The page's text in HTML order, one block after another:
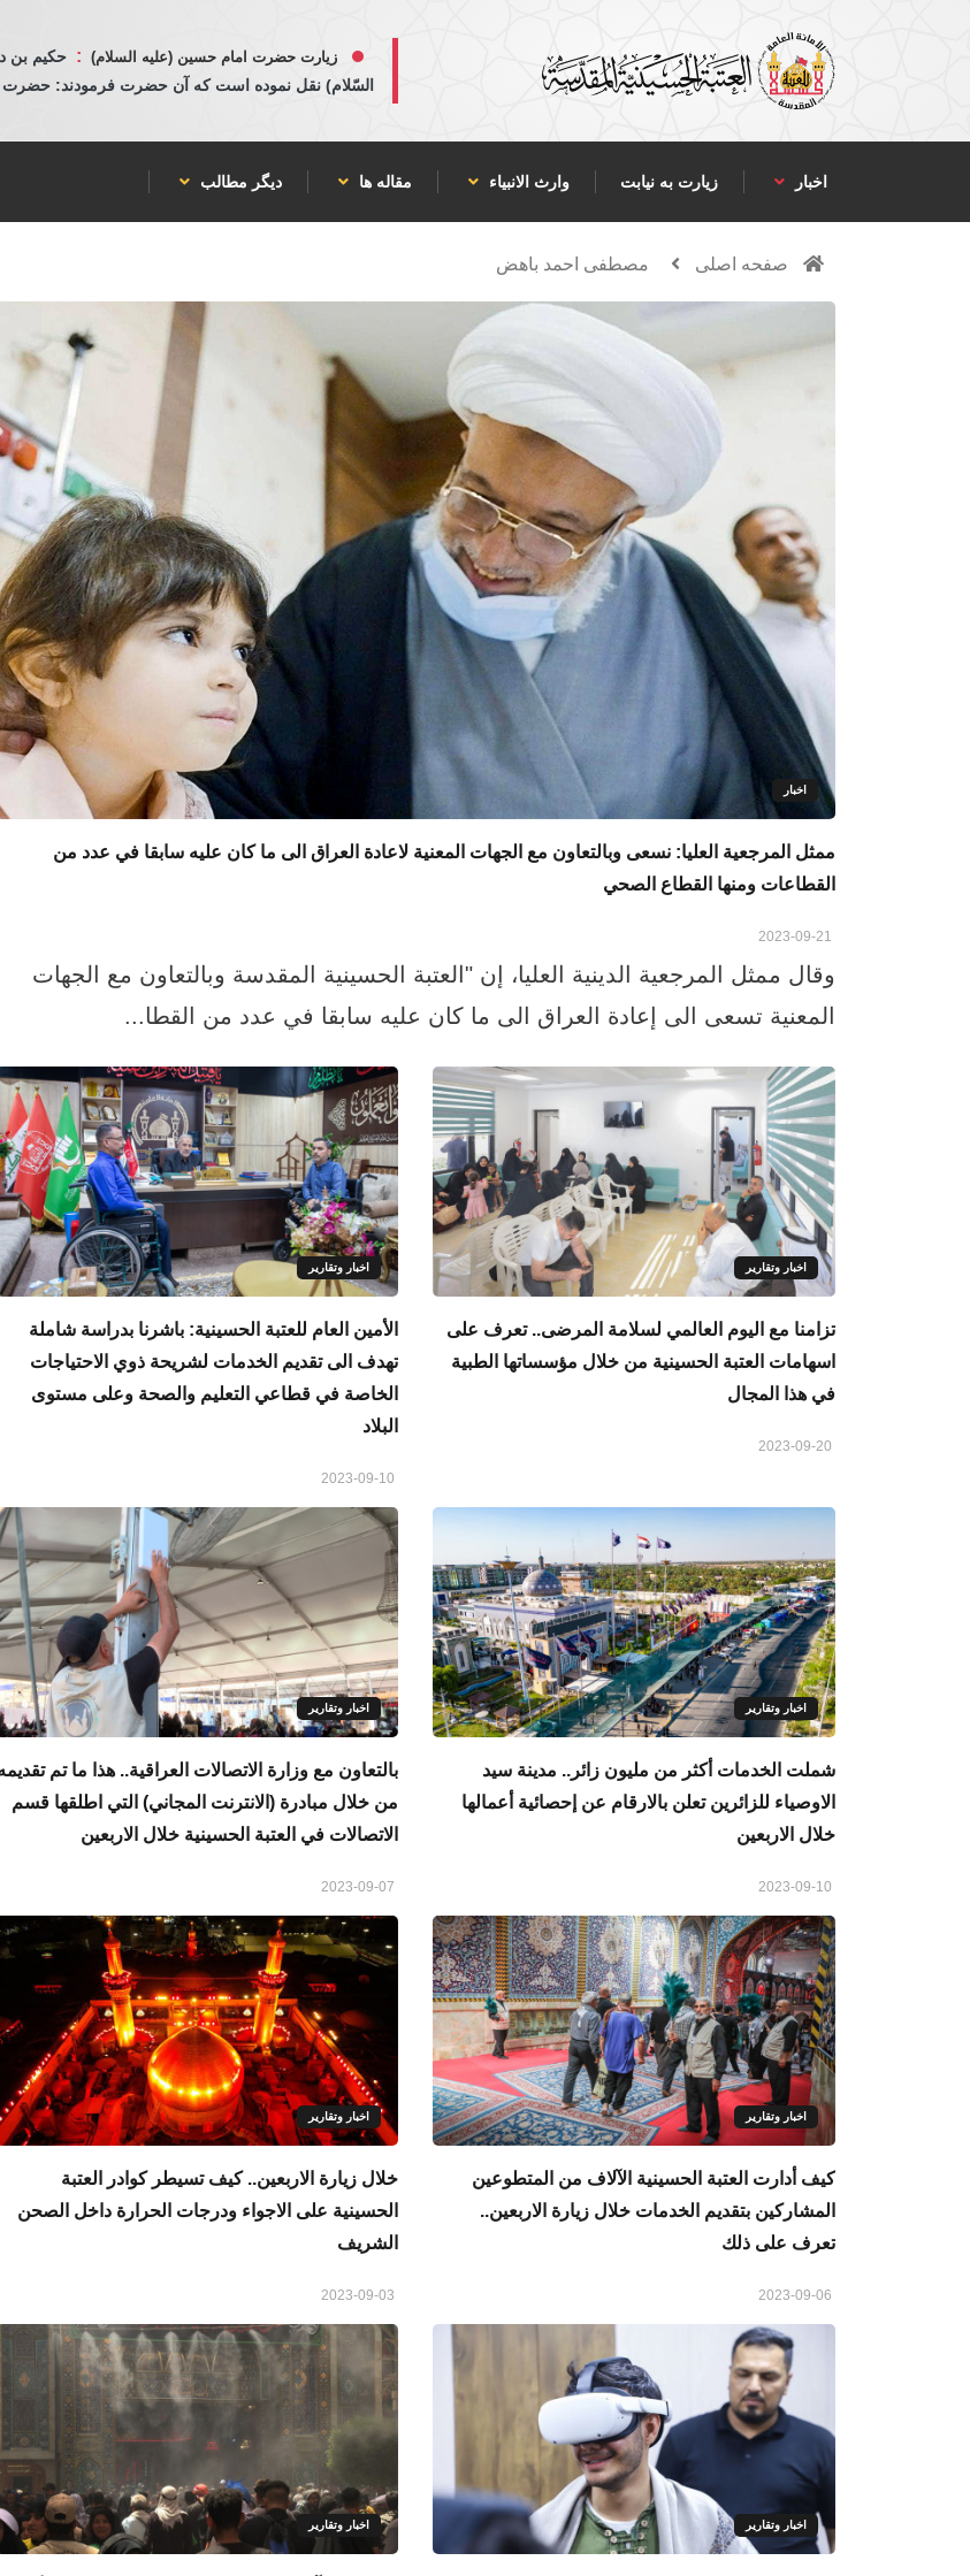
زیارت حضرت امام حسین (علیه السلام) : حكيم بن
السّلام) نقل نموده است كه آن حضرت فرمودند:
اخبار زیارت به نیابت وارث الانبياء مقاله ها دیگر مطالب
صفحه اصلی مصطفى احمد باهض
اخبار
ممثل المرجعية العليا: نسعى وبالتعاون مع الجهات المعنية لاعادة العراق الى ما كان عليه سابقا في عدد من
القطاعات ومنها القطاع الصحي
وقال ممثل المرجعية الدينية العليا، إن "العتبة الحسينية المقدسة وبالتعاون مع الجهات
المعنية تسعى الى إعادة العراق الى ما كان عليه سابقا في عدد من القطا...
اخبار وتقارير
تزامنا مع اليوم العالمي لسلامة المرضى.. تعرف على
اسهامات العتبة الحسينية من خلال مؤسساتها الطبية
في هذا المجال
اخبار وتقارير
الأمين العام للعتبة الحسينية: باشرنا بدراسة شاملة
تهدف الى تقديم الخدمات لشريحة ذوي الاحتياجات
الخاصة في قطاعي التعليم والصحة وعلى مستوى
البلاد
اخبار وتقارير
شملت الخدمات أكثر من مليون زائر.. مدينة سيد
الاوصياء للزائرين تعلن بالارقام عن إحصائية أعمالها
خلال الاربعين
اخبار وتقارير
بالتعاون مع وزارة الاتصالات العراقية.. هذا ما تم
من خلال مبادرة (الانترنت المجاني) التي اطلقها قسم
الاتصالات في العتبة الحسينية خلال الاربعين
اخبار وتقارير
كيف أدارت العتبة الحسينية الآلاف من المتطوعين
المشاركين بتقديم الخدمات خلال زيارة الاربعين..
تعرف على ذلك
اخبار وتقارير
خلال زيارة الاربعين.. كيف تسيطر كوادر العتبة
الحسينية على الاجواء ودرجات الحرارة داخل الصحن
الشريف
اخبار وتقارير اخبار وتقارير